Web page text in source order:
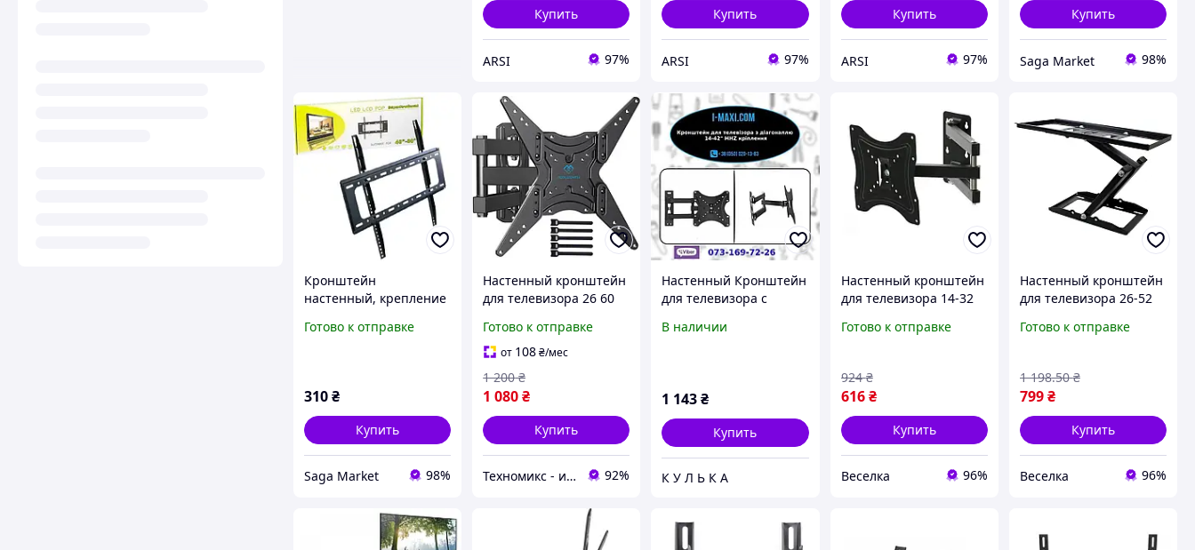
Купить
ARSI 97%
Купить
ARSI 97%
Купить
ARSI 97%
Купить
Saga Market 98%
Кронштейн
настенный, крепление
монитора, 40-80"
Готово к отправке
310₴
Купить
Saga Market 98%
Настенный кронштейн
для телевизора 26 60
psmfk1 нагрузки до 32
кг VESA 400x400 мм
Готово к отправке
от 108₴/мес
1 080₴
1 200 ₴
Купить
Техномикс - интернет - магазин качественной техники, электроники и других товаров для дома и работы 92%
Настенный Кронштейн
для телевизора с
крепление
В наличии
1 143₴
Купить
К У Л Ь К А
Настенный кронштейн
для телевизора 14-32
и поворотом 180° до 30
Готово к отправке
616 ₴
924 ₴
Купить
Веселка 96%
Настенный кронштейн
для телевизора 26-52
поворотный VESA до 35
Готово к отправке
799₴
1 198.50 ₴
Купить
Веселка 96%